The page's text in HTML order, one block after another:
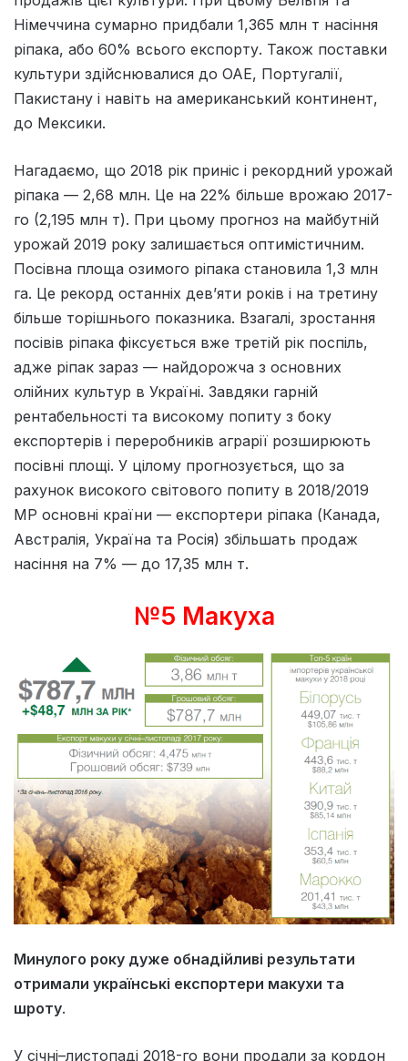
Німеччина сумарно придбали 1,365 млн т насіння
ріпака, або 60% всього експорту. Також поставки
культури здійснювалися до ОАЕ, Португалії,
Пакистану і навіть на американський континент,
до Мексики.
Нагадаємо, що 2018 рік приніс і рекордний урожай
ріпака — 2,68 млн. Це на 22% більше врожаю 2017-
го (2,195 млн т). При цьому прогноз на майбутній
урожай 2019 року залишається оптимістичним.
Посівна площа озимого ріпака становила 1,3 млн
га. Це рекорд останніх дев’яти років і на третину
більше торішнього показника. Взагалі, зростання
посівів ріпака фіксується вже третій рік поспіль,
адже ріпак зараз — найдорожча з основних
олійних культур в Україні. Завдяки гарній
рентабельності та високому попиту з боку
експортерів і переробників аграрії розширюють
посівні площі. У цілому прогнозується, що за
рахунок високого світового попиту в 2018/2019
МР основні країни — експортери ріпака (Канада,
Австралія, Україна та Росія) збільшать продаж
насіння на 7% — до 17,35 млн т.
№5 Макуха
Минулого року дуже обнадійливі результати
отримали українські експортери макухи та
шроту.
У січні–листопаді 2018-го вони продали за кордон